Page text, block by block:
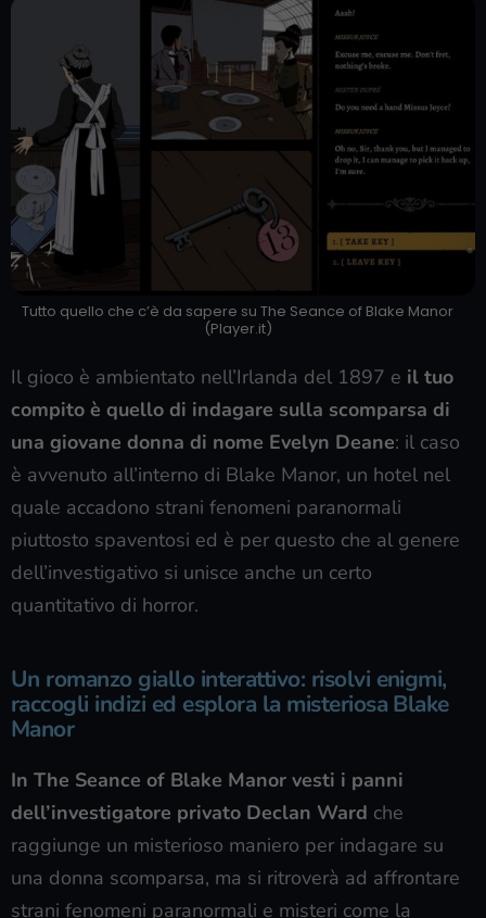
Tutto quello che c’è da sapere su The Seance of Blake Manor
(Player.it)
Il gioco è ambientato nell’Irlanda del 1897 e il tuo
compito è quello di indagare sulla scomparsa di
una giovane donna di nome Evelyn Deane: il caso
è avvenuto all’interno di Blake Manor, un hotel nel
quale accadono strani fenomeni paranormali
piuttosto spaventosi ed è per questo che al genere
dell’investigativo si unisce anche un certo
quantitativo di horror.
Un romanzo giallo interattivo: risolvi enigmi,
raccogli indizi ed esplora la misteriosa Blake
Manor
In The Seance of Blake Manor vesti i panni
dell’investigatore privato Declan Ward che
raggiunge un misterioso maniero per indagare su
una donna scomparsa, ma si ritroverà ad affrontare
strani fenomeni paranormali e misteri come la